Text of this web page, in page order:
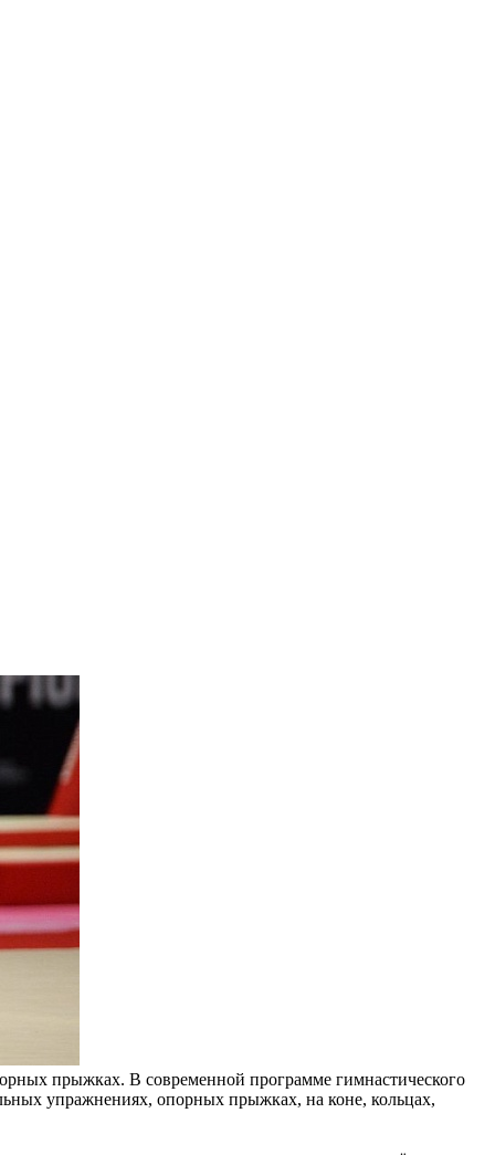
прыжках. В современной программе гимнастического
упражнениях, опорных прыжках, на коне, кольцах,